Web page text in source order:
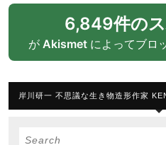
6,849件の
が Akismetによってブロ
岸川研一 不思議な生き物造形作家
Search